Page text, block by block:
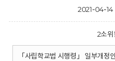
2021-04-14
2소위
「사립학교법 시행령」 일부개정